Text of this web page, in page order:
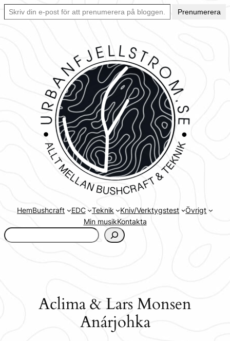
Hoppa
Skriv din e-post för att prenumerera på bloggen… Ett enkelt sätt att hålla sig uppdaterad automatiskt.
Prenumerera
HemBushcraft EDC Teknik Kniv/Verktygstest
Övrigt
Min musikKontakta
www.urbanfjellstrom.se/jamforelselistan/
Aclima & Lars Monsen
Anárjohka